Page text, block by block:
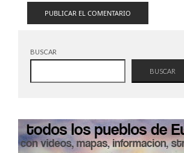
BUSCAR
BUSCAR